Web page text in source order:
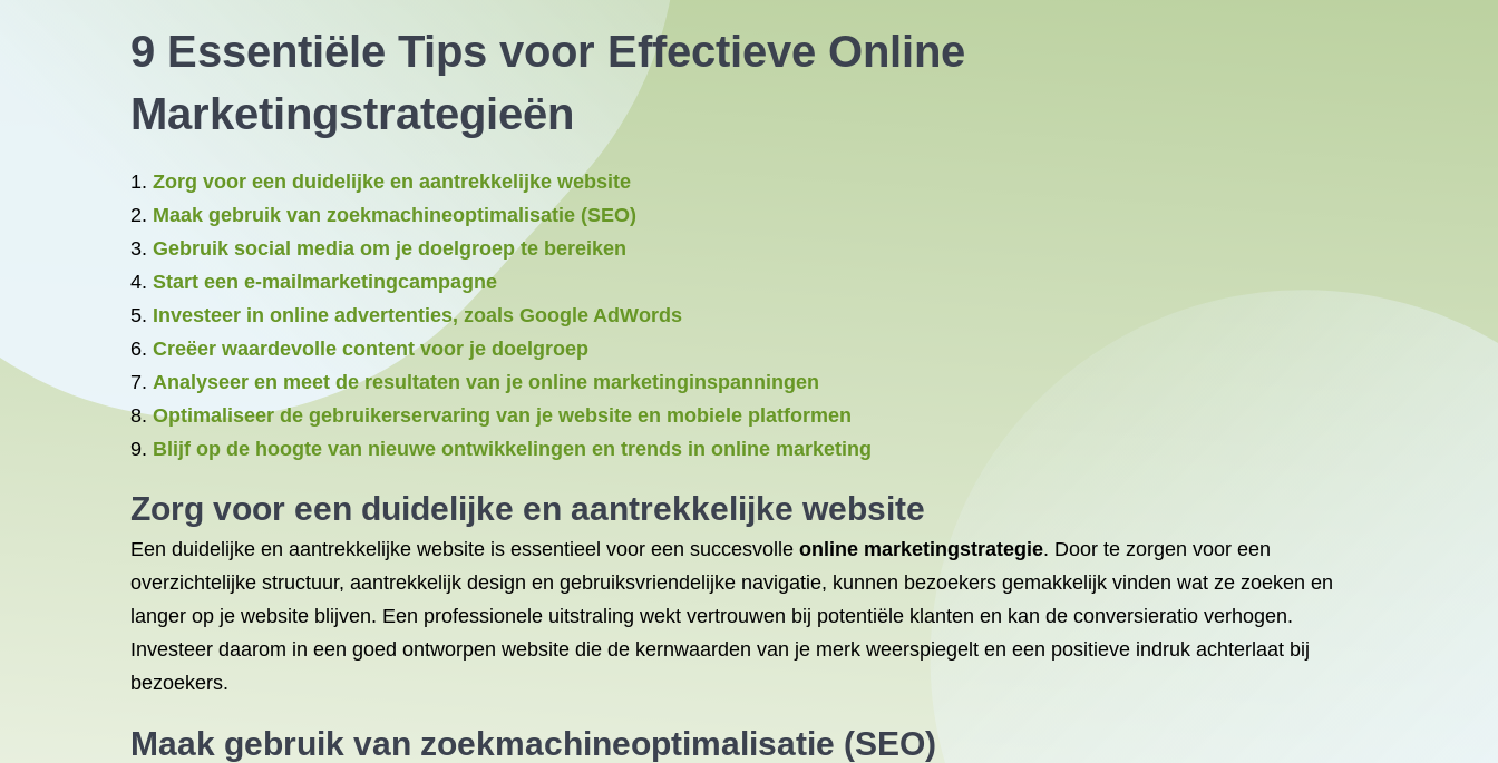
9 Essentiële Tips voor Effectieve Online
Marketingstrategieën
Zorg voor een duidelijke en aantrekkelijke website
Maak gebruik van zoekmachineoptimalisatie (SEO)
Gebruik social media om je doelgroep te bereiken
Start een e-mailmarketingcampagne
Investeer in online advertenties, zoals Google AdWords
Creëer waardevolle content voor je doelgroep
Analyseer en meet de resultaten van je online marketinginspanningen
Optimaliseer de gebruikerservaring van je website en mobiele platformen
Blijf op de hoogte van nieuwe ontwikkelingen en trends in online marketing
Zorg voor een duidelijke en aantrekkelijke website
Een duidelijke en aantrekkelijke website is essentieel voor een succesvolle online marketingstrategie. Door te zorgen voor een
overzichtelijke structuur, aantrekkelijk design en gebruiksvriendelijke navigatie, kunnen bezoekers gemakkelijk vinden wat ze zoeken en
langer op je website blijven. Een professionele uitstraling wekt vertrouwen bij potentiële klanten en kan de conversieratio verhogen.
Investeer daarom in een goed ontworpen website die de kernwaarden van je merk weerspiegelt en een positieve indruk achterlaat bij
bezoekers.
Maak gebruik van zoekmachineoptimalisatie (SEO)